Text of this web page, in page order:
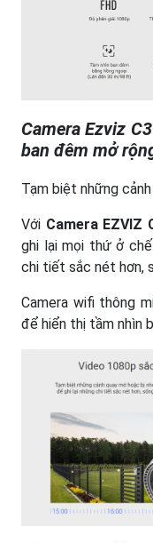
Camera Ezviz
ban đêm mở
Tạm biệt những
Với Camera EZVIZ
ghi lại mọi thứ ở
chi tiết sắc nét hơn,
Camera wifi thông
để hiển thị tầm nhìn